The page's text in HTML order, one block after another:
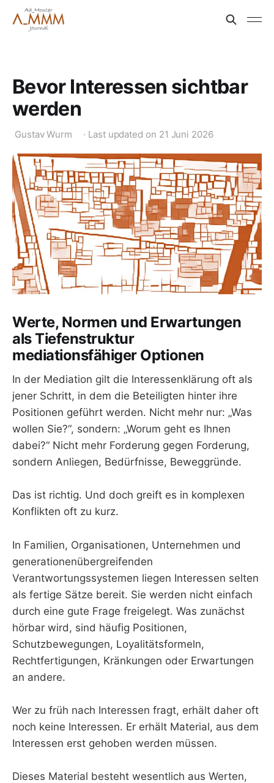
Bevor Interessen sichtbar
werden
Gustav Wurm · Last updated on 21 Juni 2026
Werte, Normen und Erwartungen
als Tiefenstruktur
mediationsfähiger Optionen
In der Mediation gilt die Interessenklärung oft als
jener Schritt, in dem die Beteiligten hinter ihre
Positionen geführt werden. Nicht mehr nur: „Was
wollen Sie?“, sondern: „Worum geht es Ihnen
dabei?“ Nicht mehr Forderung gegen Forderung,
sondern Anliegen, Bedürfnisse, Beweggründe.
Das ist richtig. Und doch greift es in komplexen
Konflikten oft zu kurz.
In Familien, Organisationen, Unternehmen und
generationenübergreifenden
Verantwortungssystemen liegen Interessen selten
als fertige Sätze bereit. Sie werden nicht einfach
durch eine gute Frage freigelegt. Was zunächst
hörbar wird, sind häufig Positionen,
Schutzbewegungen, Loyalitätsformeln,
Rechtfertigungen, Kränkungen oder Erwartungen
an andere.
Wer zu früh nach Interessen fragt, erhält daher oft
noch keine Interessen. Er erhält Material, aus dem
Interessen erst gehoben werden müssen.
Dieses Material besteht wesentlich aus Werten,